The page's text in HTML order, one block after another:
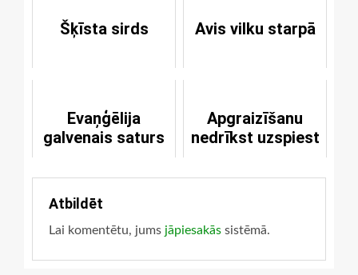
Šķīsta sirds Avis vilku starpā
Evaņģēlija
galvenais saturs
Apgraizīšanu
nedrīkst uzspiest
Atbildēt
Lai komentētu, jums jāpiesakās sistēmā.